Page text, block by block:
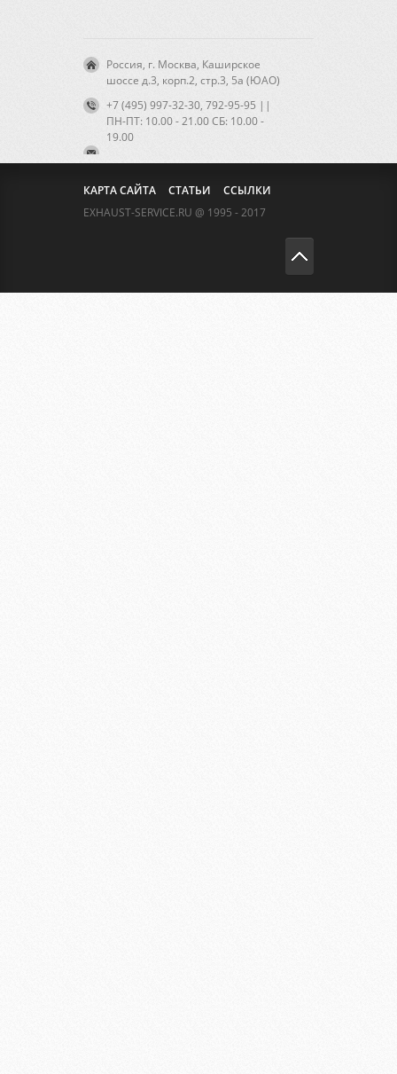
Россия, г. Москва, Каширское
шоссе д.3, корп.2, стр.3, 5а (ЮАО)
+7 (495) 997-32-30, 792-95-95 ||
ПН-ПТ: 10.00 - 21.00 CБ: 10.00 -
19.00
КАРТА САЙТА СТАТЬИ
ССЫЛКИ
EXHAUST-SERVICE.RU @ 1995 - 2017